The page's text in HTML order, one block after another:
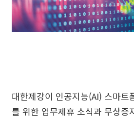
대한제강이 인공지능(AI) 스마트
를 위한 업무제휴 소식과 무상증